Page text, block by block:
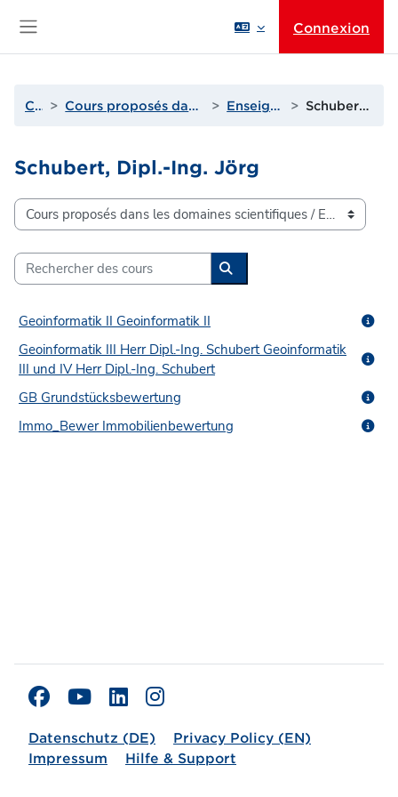
Connexion
Cours Cours proposés dans les domaines scientifiques Enseignants de Q à T Schubert, Dipl.-Ing. Jörg
Schubert, Dipl.-Ing. Jörg
Catégories de cours
Rechercher des cours
Rechercher des cours
Geoinformatik II Geoinformatik II
Geoinformatik III Herr Dipl.-Ing. Schubert Geoinformatik
III und IV Herr Dipl.-Ing. Schubert
GB Grundstücksbewertung
Immo_Bewer Immobilienbewertung
Datenschutz (DE)
Privacy Policy (EN)
Impressum
Hilfe & Support